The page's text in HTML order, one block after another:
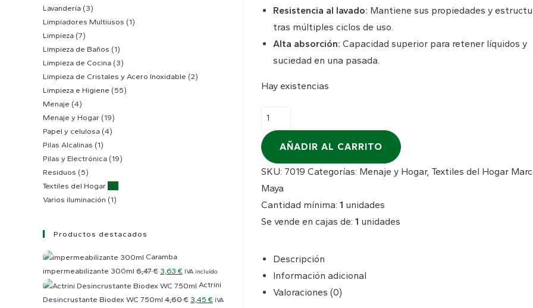
Resistencia al lavado: Mantiene sus propiedades y
tras múltiples ciclos de uso.
Alta absorción: Capacidad superior para retener líquidos y
suciedad en una pasada.
Hay existencias
Bayeta
microfibra
Maya
300G
pack
5u
cantidad
AÑADIR AL CARRITO
SKU: 7019 Categorías: Menaje y Hogar, Textiles del Hogar
Maya
Cantidad mínima: 1 unidades
Se vende en cajas de: 1 unidades
Descripción
Información adicional
Valoraciones (0)
Lavandería (3)
Limpiadores Multiusos (1)
Limpieza (7)
Limpieza de Baños (1)
Limpieza de Cocina (3)
Limpieza de Cristales y Acero Inoxidable (2)
Limpieza e Higiene (55)
Menaje (4)
Menaje y Hogar (19)
Papel y celulosa (4)
Pilas Alcalinas (1)
Pilas y Electrónica (19)
Residuos (5)
Textiles del Hogar (4)
Varios iluminación (1)
Productos destacados
Caramba
impermeabilizante 300ml 6,47€ El
precio
original
3,63 €El
precio
actual
IVA incluído
Actrini
Desincrustante Biodex WC 750ml 4,60€ El
3,45 €ElIVA